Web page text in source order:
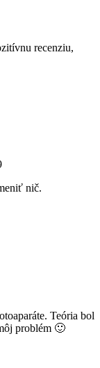
recenziu,
nič.
Teória bol
problém 🙂